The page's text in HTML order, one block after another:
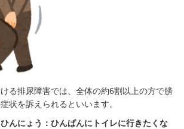
る排尿障害では、全体の約6割以上の方で膀
状を訴えられるといいます。
んにょう：ひんぱんにトイレに行きたくな